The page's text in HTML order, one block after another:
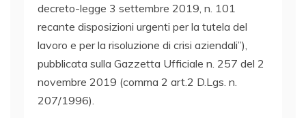
decreto-legge 3 settembre 2019, n. 101
recante disposizioni urgenti per la tutela del
lavoro e per la risoluzione di crisi aziendali”),
pubblicata sulla Gazzetta Ufficiale n. 257 del 2
novembre 2019 (comma 2 art.2 D.Lgs. n.
207/1996).